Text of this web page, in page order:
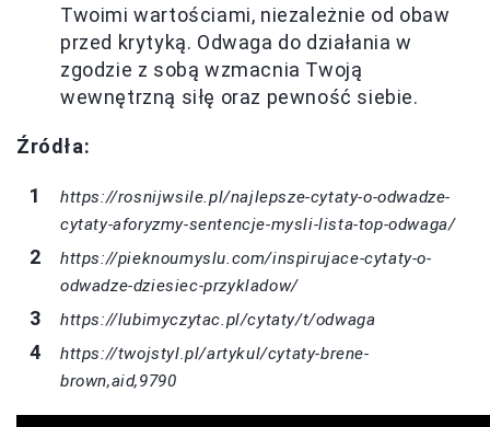
Twoimi wartościami, niezależnie od obaw
przed krytyką. Odwaga do działania w
zgodzie z sobą wzmacnia Twoją
wewnętrzną siłę oraz pewność siebie.
Źródła:
https://rosnijwsile.pl/najlepsze-cytaty-o-odwadze-
cytaty-aforyzmy-sentencje-mysli-lista-top-odwaga/
https://pieknoumyslu.com/inspirujace-cytaty-o-
odwadze-dziesiec-przykladow/
https://lubimyczytac.pl/cytaty/t/odwaga
https://twojstyl.pl/artykul/cytaty-brene-
brown,aid,9790